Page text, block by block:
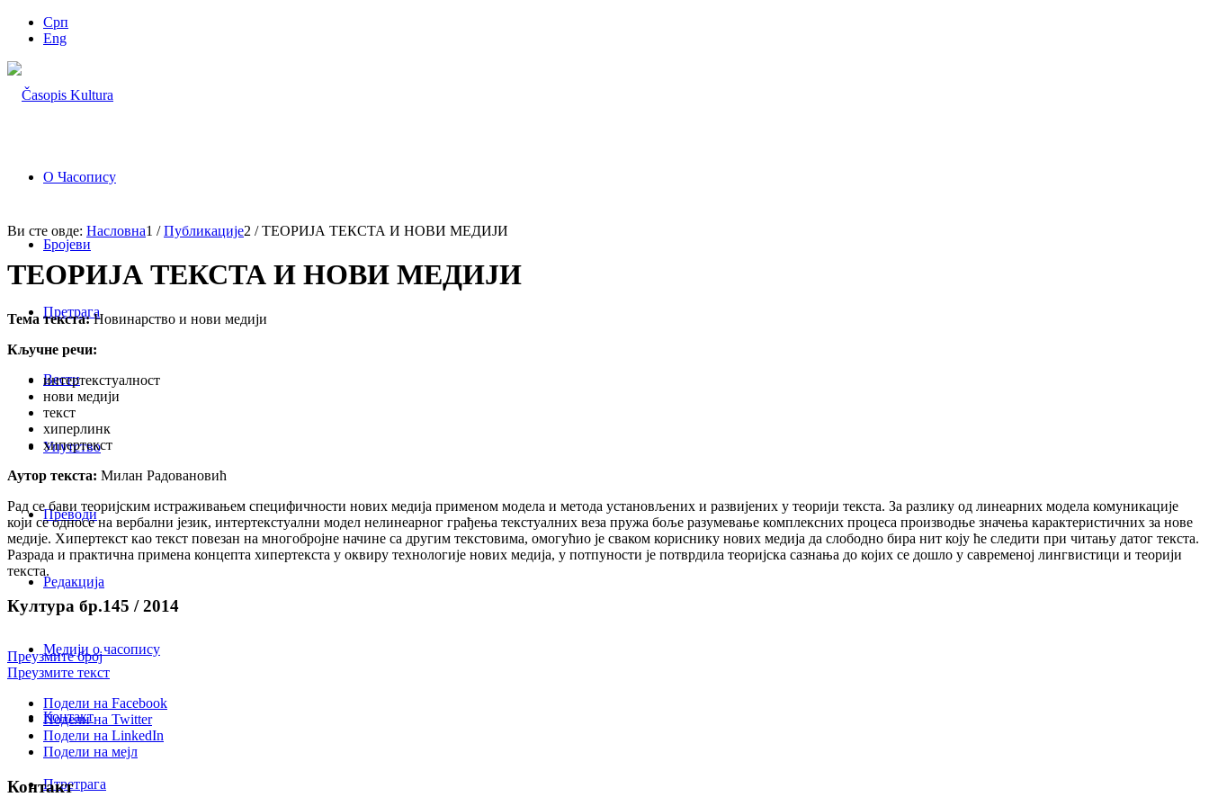
Срп
Eng
О Часопису
Бројеви
Претрага
Вести
Упутство
Преводи
Редакција
Медији о часопису
Контакт
Птретрага
Ви сте овде: Насловна1 / Публикације2 / ТЕОРИЈА ТЕКСТА И НОВИ МЕДИЈИ
ТЕОРИЈА ТЕКСТА И НОВИ МЕДИЈИ
Тема текста:Новинарство и нови медији
Кључне речи:
ин­тер­тек­сту­ал­ност
нови медији
текст
хиперлинк
хипертекст
Аутор текста: Милан Радовановић
Рад се бави теоријским истраживањем специфичности нових медија применом модела и метода установљених и развијених у теорији текста. За разлику од линеарних модела комуникације
који се односе на вербални језик, интертекстуални модел нелинеарног грађења текстуалних веза пружа боље разумевање комплексних процеса производње значења карактеристичних за нове
медије. Хипертекст као текст повезан на многобројне начине са другим текстовима, омогућио је сваком кориснику нових медија да слободно бира нит коју ће следити при читању датог текста.
Разрада и практична примена концепта хипертекста у оквиру технологије нових медија, у потпуности је потврдила теоријска сазнања до којих се дошло у савременој лингвистици и теорији
текста.
Култура бр.145 / 2014
Преузмите број
Преузмите текст
Подели на Facebook
Подели на Twitter
Подели на LinkedIn
Подели на мејл
Контакт